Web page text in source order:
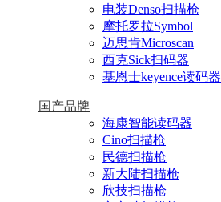
电装Denso扫描枪
摩托罗拉Symbol
迈思肯Microscan
西克Sick扫码器
基恩士keyence读码器
国产品牌
海康智能读码器
Cino扫描枪
民德扫描枪
新大陆扫描枪
欣技扫描枪